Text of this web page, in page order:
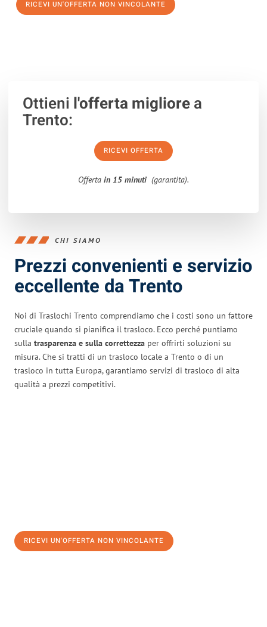
RICEVI UN'OFFERTA NON VINCOLANTE
Ottieni l'offerta migliorea
Trento:
RICEVI OFFERTA
Offerta in 15 minuti (garantita).
CHI SIAMO
Prezzi convenienti e servizio
eccellente da Trento
Noi di Traslochi Trento comprendiamo che i costi sono un fattore
cruciale quando si pianifica il trasloco. Ecco perché puntiamo
sulla trasparenza e sulla correttezza per offrirti soluzioni su
misura. Che si tratti di un trasloco locale a Trento o di un
trasloco in tutta Europa, garantiamo servizi di trasloco di alta
qualità a prezzi competitivi.
RICEVI UN'OFFERTA NON VINCOLANTE